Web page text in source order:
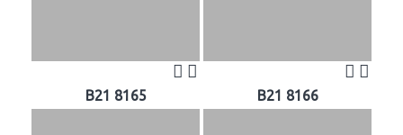
B21 8165 B21 8166